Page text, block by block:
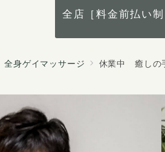
全店［料金前払い制
全身ゲイマッサージ 休業中 癒しの